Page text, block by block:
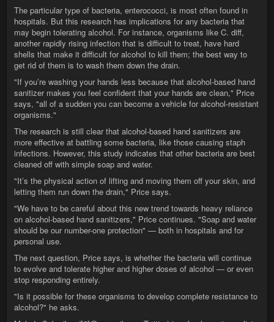
The particular type of bacteria, enterococci, is most often found in
hospitals. But this research has implications for any bacteria that
may begin tolerating alcohol. For instance, organisms like C. diff,
another rapidly rising infection that is difficult to treat, have hard
shells that make it difficult for alcohol to kill them; the best way to
get rid of them is to wash them down the drain.
"If youʼre washing your hands less because that alcohol-based hand
sanitizer makes you feel confident that your hands are clean," Price
says, "all of a sudden you can become a vehicle for alcohol-resistant
organisms."
The research is still clear that alcohol-based hand sanitizers are
more effective at battling some bacteria, like those causing staph
infections. However, this study indicates that other bacteria are best
cleaned off with simple soap and water.
"Itʼs the physical action of lifting and moving them off your skin, and
letting them run down the drain," Price says.
"We have to be careful about this new trend towards heavy reliance
on alcohol-based hand sanitizers," Price continues. "Soap and water
should be our number-one protection" — both in hospitals and for
personal use.
The next question, Price says, is whether the bacteria will continue
to evolve and tolerate higher and higher doses of alcohol — or even
stop responding entirely.
"Is it possible for these organisms to develop complete resistance to
alcohol?" he asks.